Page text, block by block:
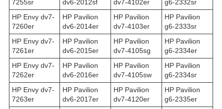
7255sr
dv6-2012sf
dv7-4102er
g6-2332sr
HP Envy dv7-
7260er
HP Pavilion
dv6-2014er
HP Pavilion
dv7-4103er
HP Pavilion
g6-2333sr
HP Envy dv7-
7261er
HP Pavilion
dv6-2015er
HP Pavilion
dv7-4105sg
HP Pavilion
g6-2334er
HP Envy dv7-
7262er
HP Pavilion
dv6-2016er
HP Pavilion
dv7-4105sw
HP Pavilion
g6-2334sr
HP Envy dv7-
7263er
HP Pavilion
dv6-2017er
HP Pavilion
dv7-4120er
HP Pavilion
g6-2335er